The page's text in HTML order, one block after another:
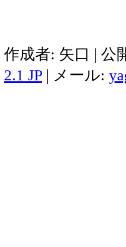
作成者: 矢口 | 公
2.1 JP | メール: